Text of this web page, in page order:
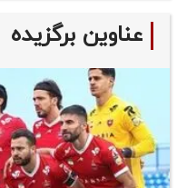
عناوین برگزیده